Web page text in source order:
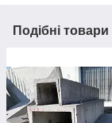
Подібні товари